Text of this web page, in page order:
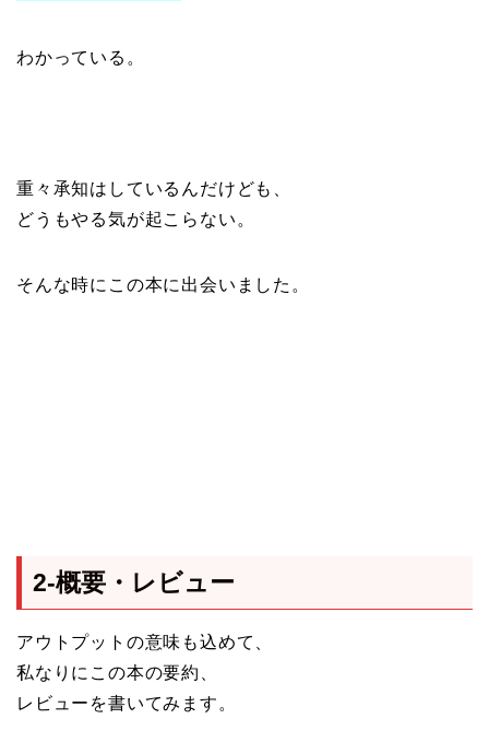
わかっている。
重々承知はしているんだけども、
どうもやる気が起こらない。
そんな時にこの本に出会いました。
2-概要・レビュー
アウトプットの意味も込めて、
私なりにこの本の要約、
レビューを書いてみます。